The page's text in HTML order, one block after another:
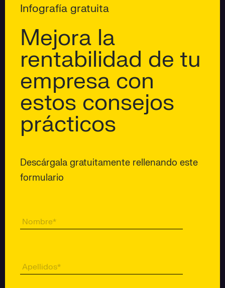
Infografía gratuita
Mejora la
rentabilidad de tu
empresa con
estos consejos
prácticos
Descárgala gratuitamente rellenando este
formulario
Nombre*
Apellidos*